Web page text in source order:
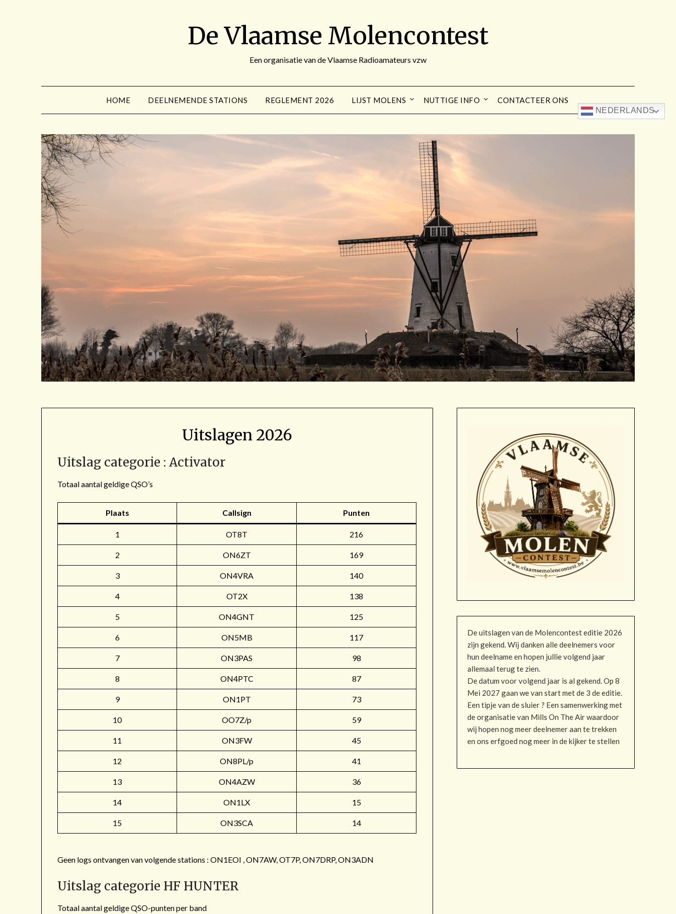
De Vlaamse Molencontest
Een organisatie van de Vlaamse Radioamateurs vzw
HOME DEELNEMENDE STATIONS REGLEMENT 2026 LIJST MOLENS NUTTIGE INFO CONTACTEER ONS
NEDERLANDS
Uitslagen 2026
Uitslag categorie : Activator
Totaal aantal geldige QSO’s
Plaats Callsign Punten
1 OT8T 216
2 ON6ZT 169
3 ON4VRA 140
4 OT2X 138
5 ON4GNT 125
6 ON5MB 117
7 ON3PAS 98
8 ON4PTC 87
9 ON1PT 73
10 OO7Z/p 59
11 ON3FW 45
12 ON8PL/p 41
13 ON4AZW 36
14 ON1LX 15
15 ON3SCA 14
Geen logs ontvangen van volgende stations : ON1EOI , ON7AW, OT7P, ON7DRP, ON3ADN
Uitslag categorie HF HUNTER
Totaal aantal geldige QSO-punten per band
De uitslagen van de Molencontest editie 2026
zijn gekend. Wij danken alle deelnemers voor
hun deelname en hopen jullie volgend jaar
allemaal terug te zien.
De datum voor volgend jaar is al gekend. Op 8
Mei 2027 gaan we van start met de 3 de editie.
Een tipje van de sluier ? Een samenwerking met
de organisatie van Mills On The Air waardoor
wij hopen nog meer deelnemer aan te trekken
en ons erfgoed nog meer in de kijker te stellen